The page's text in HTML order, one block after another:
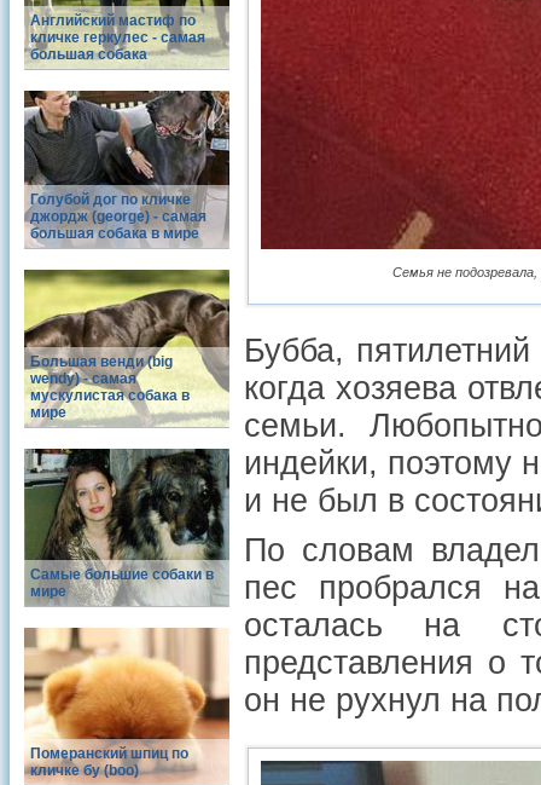
Английский мастиф по
кличке геркулес - самая
большая собака
Голубой дог по кличке
джордж (george) - самая
большая собака в мире
Большая венди (big
wendy) - самая
мускулистая собака в
мире
Самые большие собаки в
мире
Померанский шпиц по
кличке бу (boo)
Семья не
Бубба,
когда хозяева
семьи.
индейки, поэтому
и не был в
По словам
пес пробрался
осталась на
представления о
он не рухнул на